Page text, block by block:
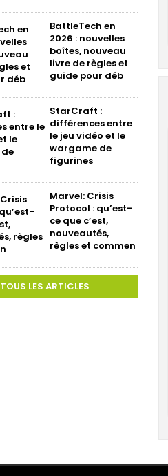
BattleTech en
2026 : nouvelles
boîtes, nouveau
livre de règles et
guide pour déb
StarCraft :
différences entre
le jeu vidéo et le
wargame de
figurines
Marvel: Crisis
Protocol : qu’est-
ce que c’est,
nouveautés,
règles et commen
TOUS LES ARTICLES